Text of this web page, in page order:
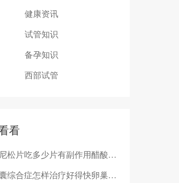
健康资讯
试管知识
备孕知识
西部试管
看
多少片有副作用醋酸泼尼松片的具体用量是多少
疗好得快卵巢多囊最好的治疗方法是什么卵巢多囊症状佳治疗方法是什么？